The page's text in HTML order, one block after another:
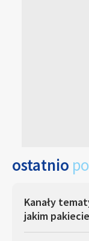
ostatnio
Kanały
jakim